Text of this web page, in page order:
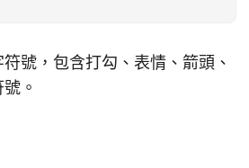
號，包含打勾、表情、箭頭、
。